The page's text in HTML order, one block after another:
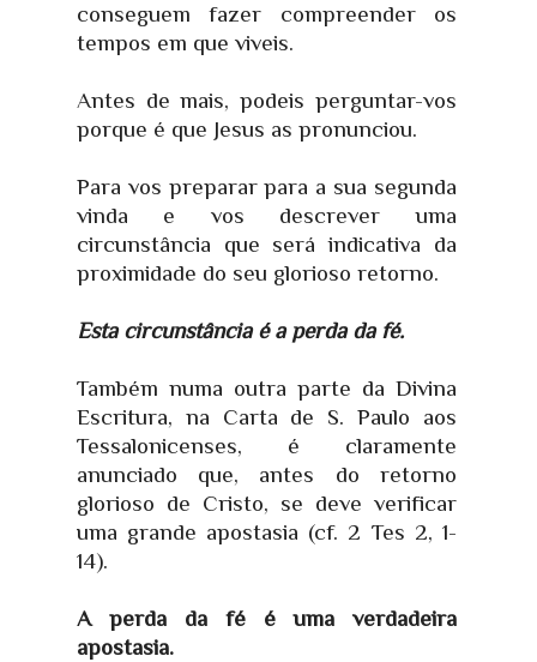
conseguem fazer compreender os
tempos em que viveis.
Antes de mais, podeis perguntar-vos
porque é que Jesus as pronunciou.
Para vos preparar para a sua segunda
vinda e vos descrever uma
circunstância que será indicativa da
proximidade do seu glorioso retorno.
Esta circunstância é a perda da fé.
Também numa outra parte da Divina
Escritura, na Carta de S. Paulo aos
Tessalonicenses, é claramente
anunciado que, antes do retorno
glorioso de Cristo, se deve verificar
uma grande apostasia (cf. 2 Tes 2, 1-
14).
A perda da fé é uma verdadeira
apostasia.